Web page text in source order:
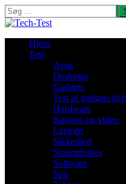
Søg
efter:
Hjem
Test
Apps
Desktops
Gadgets
Test af gadgets til
Hardware
Kamera og video
Laptops
Sikkerhed
Smartphones
Software
Spil